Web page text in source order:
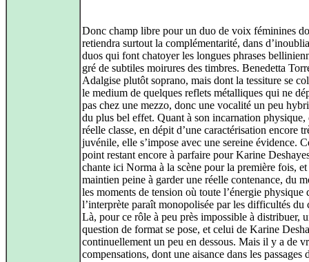
Donc champ libre pour un duo de voix féminines
retiendra surtout la complémentarité, dans
duos qui font chatoyer les longues phrases
gré de subtiles moirures des timbres. Benedetta
Adalgise plutôt soprano, mais dont la tessiture se
le medium de quelques reflets métalliques qui ne
pas chez une mezzo, donc une vocalité un peu
du plus bel effet. Quant à son incarnation physique,
réelle classe, en dépit d’une caractérisation encore
juvénile, elle s’impose avec une sereine évidence.
point restant encore à parfaire pour Karine
chante ici Norma à la scène pour la première fois,
maintien peine à garder une réelle contenance, du
les moments de tension où toute l’énergie physique
l’interprète paraît monopolisée par les difficultés du
Là, pour ce rôle à peu près impossible à distribuer,
question de format se pose, et celui de Karine
continuellement un peu en dessous. Mais il y a de
compensations, dont une aisance dans les passages